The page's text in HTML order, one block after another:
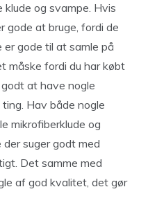
og svampe. Hvis
gode at bruge, fordi de
er gode til at samle på
måske fordi du har købt
at have nogle
Hav både nogle
mikrofiberklude og
suger godt med
Det samme med
af god kvalitet, det gør